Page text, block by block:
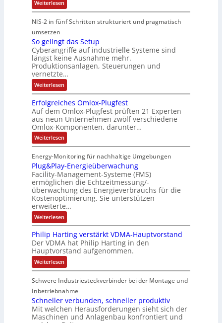
r
a
n
ä
l
l
g
k
e
i
t
n
p
E
t
h
c
a
t
P
l
u
g
F
e
s
t
r
a
t
g
i
e
ü
r
D
I
N
-
S
c
h
i
e
n
e
n
-
N
e
t
z
t
e
i
l
e
I
n
d
s
t
r
i
e
c
o
m
p
u
t
e
r
e
r
h
a
l
t
e
n
I
E
C
6
2
4
3
-
a
r
e
o
u
t
r
g
e
n
e
r
a
t
i
o
n
k
o
m
b
i
n
i
e
t
F
e
x
i
Weiterlesen:
D
t
e
c
v
e
z
e
i
c
h
n
e
t
9
%
m
e
r
A
u
f
t
r
ä
g
e
NIS-2 in fünf Schritten strukturiert und pragmatisch
umsetzen
So gelingt das Setup
Cyberangriffe auf industrielle Systeme sind
längst keine Ausnahme mehr.
Produktionsanlagen, Steuerungen und
vernetzte…
Weiterlesen:
S
g
e
i
n
g
t
d
a
s
S
e
t
u
p
Erfolgreiches Omlox-Plugfest
Auf dem Omlox-Plugfest prüften 21 Experten
aus neun Unternehmen zwölf verschiedene
Omlox-Komponenten, darunter…
Weiterlesen:
E
f
o
l
g
r
e
i
c
h
e
s
O
m
l
o
x
-
l
u
f
e
s
Energy-Monitoring für nachhaltige Umgebungen
Plug&Play-Energieüberwachung
Facility-Management-Systeme (FMS)
ermöglichen die Echtzeitmessung/-
überwachung des Energieverbrauchs für die
Kostenoptimierung. Sie unterstützen
erweiterte…
Weiterlesen:
P
u
g
&
P
l
a
y
E
n
e
r
g
Philip Harting verstärkt VDMA-Hauptvorstand
Der VDMA hat Philip Harting in den
Hauptvorstand aufgenommen.
Weiterlesen:
P
i
l
p
H
a
Schwere Industriesteckverbinder bei der Montage und
Inbetriebnahme
Schneller verbunden, schneller produktiv
Mit welchen Herausforderungen sieht sich der
Maschinen und Anlagenbau konfrontiert und